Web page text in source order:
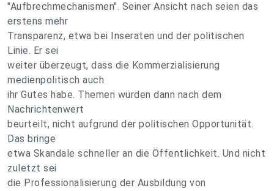
"Aufbrechmechanismen". Seiner Ansicht nach seien das
erstens mehr
Transparenz, etwa bei Inseraten und der politischen
Linie. Er sei
weiter überzeugt, dass die Kommerzialisierung
medienpolitisch auch
ihr Gutes habe. Themen würden dann nach dem
Nachrichtenwert
beurteilt, nicht aufgrund der politischen Opportunität.
Das bringe
etwa Skandale schneller an die Öffentlichkeit. Und nicht
zuletzt sei
die Professionalisierung der Ausbildung von